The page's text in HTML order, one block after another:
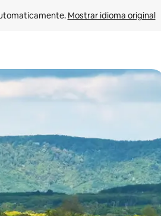
Mostrar idioma original